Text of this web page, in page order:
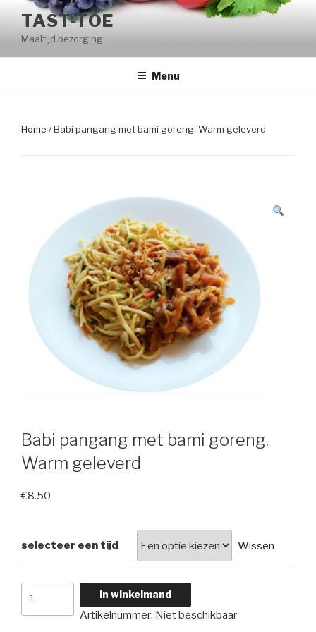
inhoud
springen
TAST-TOE
Maaltijd bezorging
Menu
Home / Babi pangang met bami goreng. Warm geleverd
Babi pangang met bami goreng.
Warm geleverd
€8.50
selecteer een tijd Wissen
In winkelmand
Artikelnummer: Niet beschikbaar